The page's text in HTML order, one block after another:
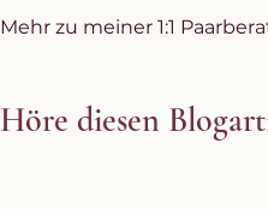
Mehr zu meiner 1:1
Höre diesen